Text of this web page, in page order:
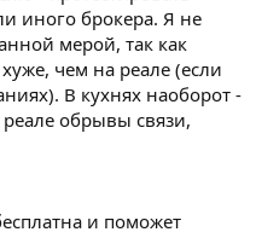
иного брокера. Я не
мерой, так как
чем на реале (если
В кухнях наоборот -
реале обрывы связи,
и поможет